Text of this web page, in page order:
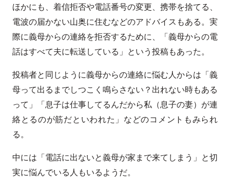
ほかにも、着信拒否や電話番号の変更、携帯を捨てる、
電波の届かない山奥に住むなどのアドバイスもある。実
際に義母からの連絡を拒否するために、「義母からの電
話はすべて夫に転送している」という投稿もあった。
投稿者と同じように義母からの連絡に悩む人からは「義
母って出るまでしつこく鳴らさない？出れない時もある
って」「息子は仕事してるんだから私（息子の妻）が連
絡とるのが筋だといわれた」などのコメントもみられ
る。
中には「電話に出ないと義母が家まで来てしまう」と切
実に悩んでいる人もいるようだ。